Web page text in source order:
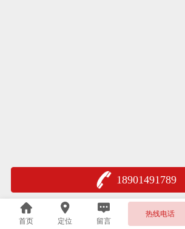
18901491789
首页 定位 留言
热线电话